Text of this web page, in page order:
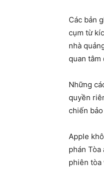
Các bản
cụm từ
nhà
quan tâm
Những
quyền
chiến
Apple
phán
phiên tòa